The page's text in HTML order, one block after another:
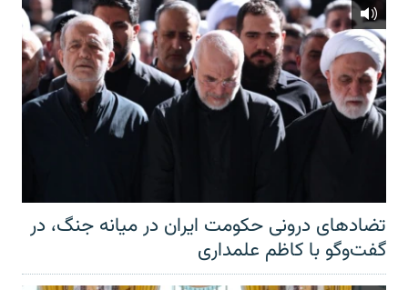
تضادهای درونی حکومت ایران در میانه جنگ، در
گفت‌‌وگو با کاظم علمداری